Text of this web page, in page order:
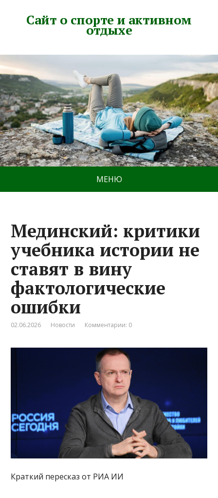
Сайт о спорте и активном
отдыхе
МЕНЮ
Мединский: критики
учебника истории не
ставят в вину
фактологические
ошибки
02.06.2026 Новости Комментарии: 0
Краткий пересказ от РИА ИИ